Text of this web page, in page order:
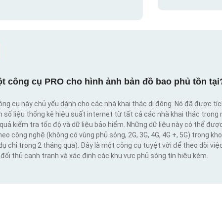
công cụ PRO cho hình ảnh bản đồ bao phủ tồn
cụ này chủ yếu dành cho các nhà khai thác di động. Nó đã được
số liệu thống kê hiệu suất internet từ tất cả các nhà khai thác trong
kiểm tra tốc độ và dữ liệu bảo hiểm. Những dữ liệu này có thể
công nghệ (không có vùng phủ sóng, 2G, 3G, 4G, 4G +, 5G) trong
chỉ trong 2 tháng qua). Đây là một công cụ tuyệt vời để theo dõi
thủ cạnh tranh và xác định các khu vực phủ sóng tín hiệu kém.